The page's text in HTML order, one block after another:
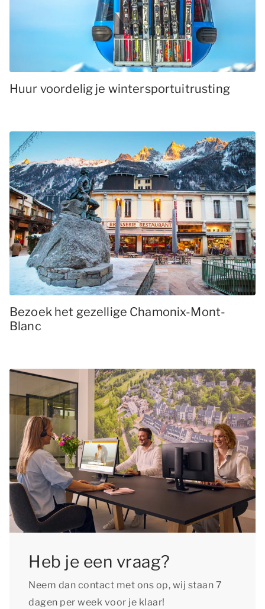
Huur voordelig je wintersportuitrusting
Bezoek het gezellige Chamonix-Mont-
Blanc
Heb je een vraag?
Neem dan contact met ons op, wij staan 7
dagen per week voor je klaar!